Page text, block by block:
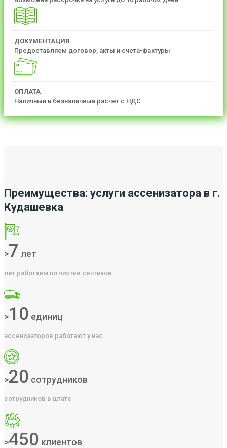
ДОКУМЕНТАЦИЯ
Предоставляем договор, акты и счета-фактуры
ОПЛАТА
Наличный и безналичный расчет с НДС
Преимущества: услуги ассенизатора в г.
Кудашевка
>7 лет
лет работаем по чистке септиков
>10 единиц
ассенизаторов работают у нас
>20 сотрудников
сотрудников в штате
>450 клиентов